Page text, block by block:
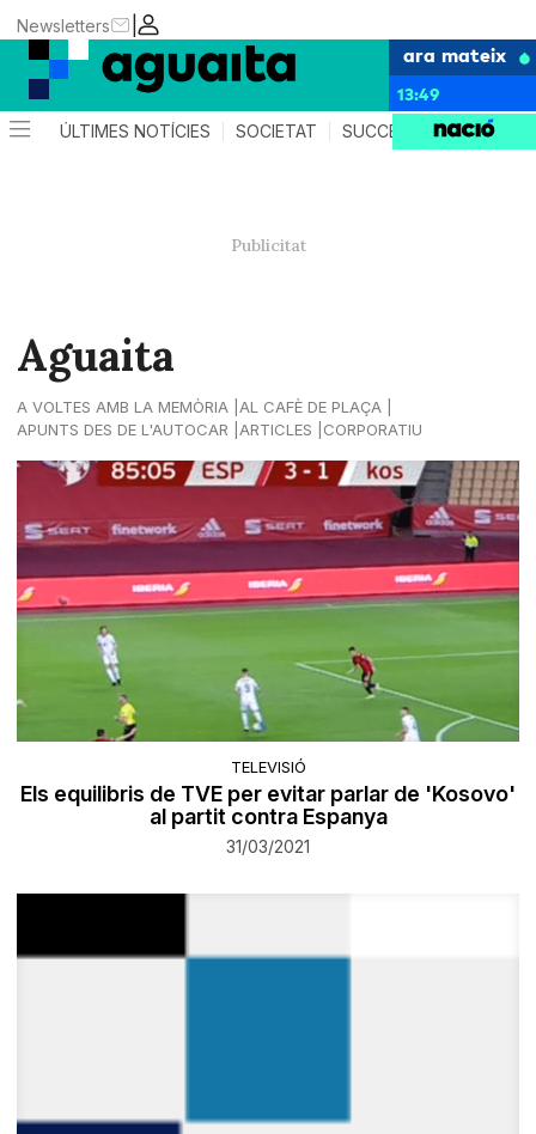
|
Newsletters
ara mateix
13:49
ÚLTIMES NOTÍCIES SOCIETAT SUCCESSOS AGENDA
Aguaita
A VOLTES AMB LA MEMÒRIA
AL CAFÈ DE PLAÇA
APUNTS DES DE L'AUTOCAR
ARTICLES CORPORATIU
TELEVISIÓ
Els equilibris de TVE per evitar parlar de 'Kosovo'
al partit contra Espanya
31/03/2021